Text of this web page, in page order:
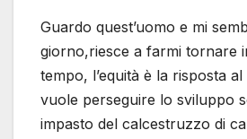
Guardo quest’uomo e mi
giorno,riesce a farmi tornare
tempo, l’equità è la risposta al
vuole perseguire lo sviluppo
impasto del calcestruzzo di